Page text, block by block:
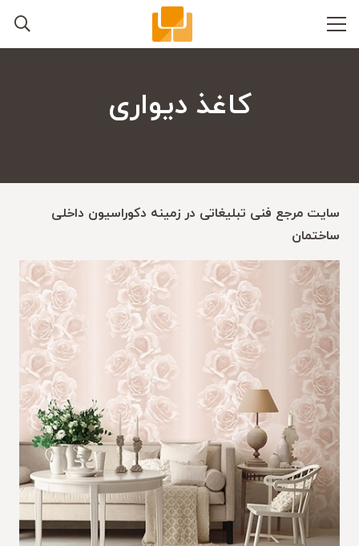
کاغذ دیواری
سایت مرجع فنی تبلیغاتی در زمینه دکوراسیون داخلی
ساختمان